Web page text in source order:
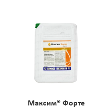
Максим® Форте